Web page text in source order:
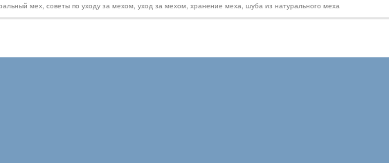
мех, советы по уходу за мехом, уход за мехом, хранение меха, шуба из натурального меха